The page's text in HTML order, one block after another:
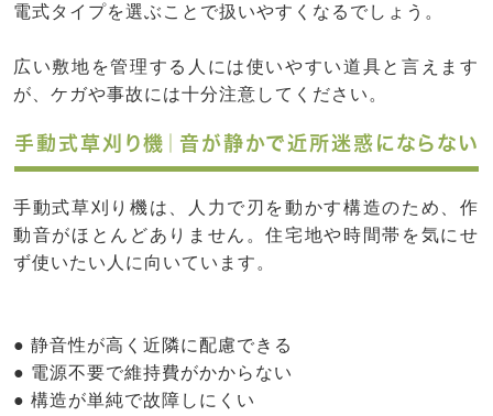
電式タイプを選ぶことで扱いやすくなるでしょう。
広い敷地を管理する人には使いやすい道具と言えます
が、ケガや事故には十分注意してください。
手動式草刈り機｜音が静かで近所迷惑にならない
手動式草刈り機は、人力で刃を動かす構造のため、作
動音がほとんどありません。住宅地や時間帯を気にせ
ず使いたい人に向いています。
● 静音性が高く近隣に配慮できる
● 電源不要で維持費がかからない
● 構造が単純で故障しにくい